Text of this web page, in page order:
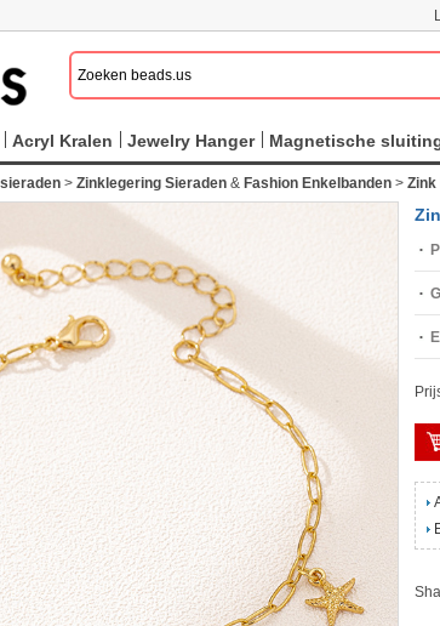
Acryl Kralen Jewelry Hanger Magnetische
> Zinklegering Sieraden & Fashion Enkelbanden > Zink